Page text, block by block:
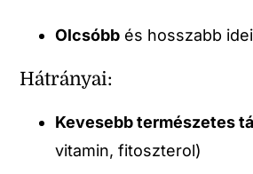
Olcsóbb és hosszabb
Hátrányai:
Kevesebb természetes
vitamin, fitoszterol)